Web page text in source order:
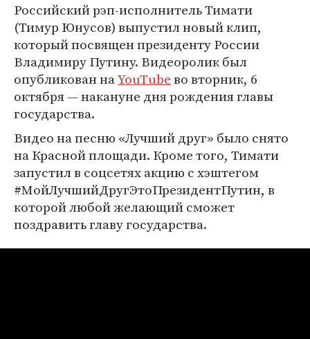
Российский рэп-исполнитель Тимати
(Тимур Юнусов) выпустил новый клип,
который посвящен президенту России
Владимиру Путину. Видеоролик был
опубликован наYouTubeво вторник, 6
октября — накануне дня рождения главы
государства.
Видео на песню «Лучший друг» было снято
на Красной площади. Кроме того, Тимати
запустил в соцсетях акцию с хэштегом
#МойЛучшийДругЭтоПрезидентПутин, в
которой любой желающий сможет
поздравить главу государства.